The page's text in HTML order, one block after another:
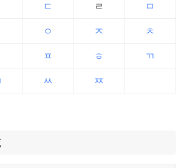
ㄷ ㄹ ㅁ
ㅇ ㅈ ㅊ
ㅍ ㅎ ㄲ
ㅆ ㅉ